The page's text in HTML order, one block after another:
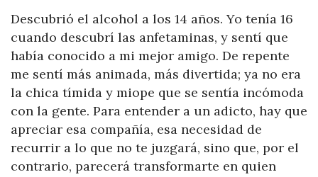
Descubrió el alcohol a los 14 años. Yo tenía 16
cuando descubrí las anfetaminas, y sentí que
había conocido a mi mejor amigo. De repente
me sentí más animada, más divertida; ya no era
la chica tímida y miope que se sentía incómoda
con la gente. Para entender a un adicto, hay que
apreciar esa compañía, esa necesidad de
recurrir a lo que no te juzgará, sino que, por el
contrario, parecerá transformarte en quien